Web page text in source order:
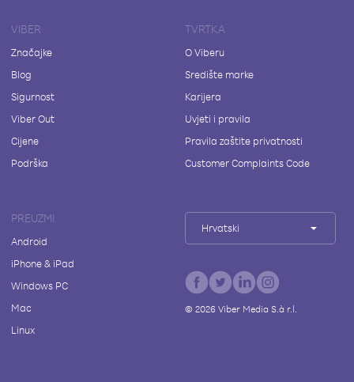
VIBER
Značajke
Blog
Sigurnost
Viber Out
Cijene
Podrška
TVRTKA
O Viberu
Središte marke
Karijera
Uvjeti i pravila
Pravila zaštite privatnosti
Customer Complaints Code
PREUZMI
Android
iPhone & iPad
Windows PC
Mac
Linux
Hrvatski
© 2026Viber Media S.à r.l.